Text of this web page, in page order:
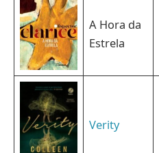
A Hora da
Estrela
Verity